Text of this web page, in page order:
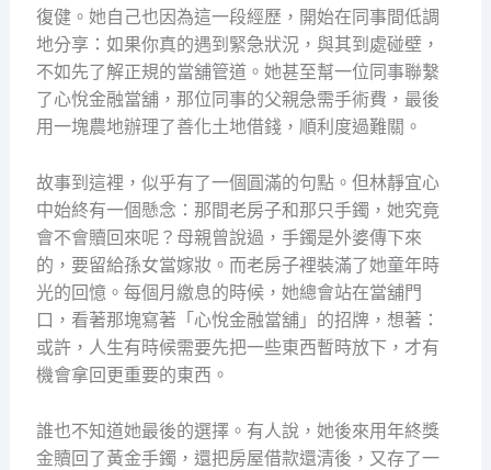
復健。她自己也因為這一段經歷，開始在同事間低調
地分享：如果你真的遇到緊急狀況，與其到處碰壁，
不如先了解正規的當舖管道。她甚至幫一位同事聯繫
了心悅金融當舖，那位同事的父親急需手術費，最後
用一塊農地辦理了善化土地借錢，順利度過難關。
故事到這裡，似乎有了一個圓滿的句點。但林靜宜心
中始終有一個懸念：那間老房子和那只手鐲，她究竟
會不會贖回來呢？母親曾說過，手鐲是外婆傳下來
的，要留給孫女當嫁妝。而老房子裡裝滿了她童年時
光的回憶。每個月繳息的時候，她總會站在當舖門
口，看著那塊寫著「心悅金融當舖」的招牌，想著：
或許，人生有時候需要先把一些東西暫時放下，才有
機會拿回更重要的東西。
誰也不知道她最後的選擇。有人說，她後來用年終獎
金贖回了黃金手鐲，還把房屋借款還清後，又存了一